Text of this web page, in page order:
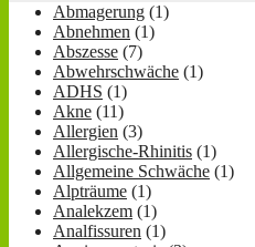
Abmagerung (1)
Abnehmen (1)
Abszesse (7)
Abwehrschwäche (1)
ADHS (1)
Akne (11)
Allergien (3)
Allergische-Rhinitis (1)
Allgemeine Schwäche (1)
Alpträume (1)
Analekzem (1)
Analfissuren (1)